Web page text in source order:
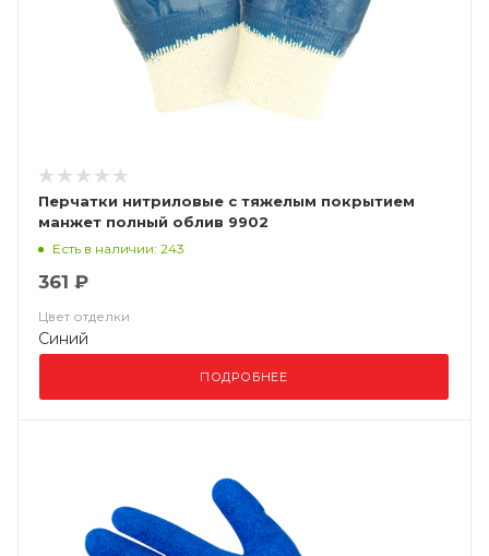
Перчатки нитриловые с тяжелым покрытием
манжет полный облив 9902
Есть в наличии: 243
361 ₽
Цвет отделки
Синий
ПОДРОБНЕЕ